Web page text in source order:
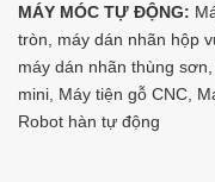
MÁY MÓC TỰ ĐỘNG:
tròn, máy dán nhãn hộp
máy dán nhãn thùng
mini, Máy tiện gỗ CNC,
Robot hàn tự động